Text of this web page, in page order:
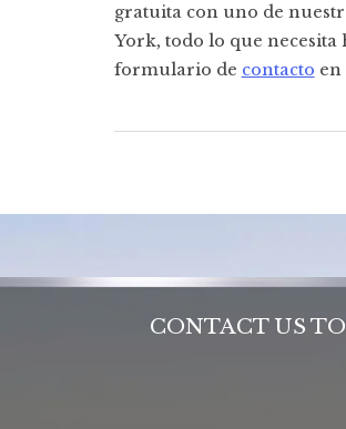
gratuita con uno de
York, todo lo que
formulario de contacto en
CONTACT US